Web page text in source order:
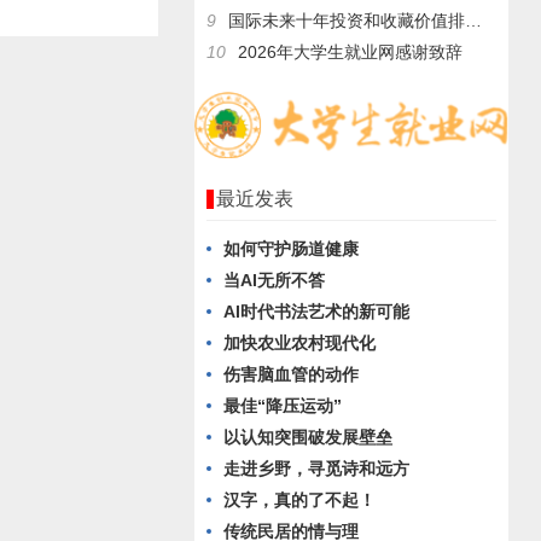
9
国际未来十年投资和收藏价值排行榜——释慧旺法师
10
2026年大学生就业网感谢致辞
最近发表
如何守护肠道健康
当AI无所不答
AI时代书法艺术的新可能
加快农业农村现代化
伤害脑血管的动作
最佳“降压运动”
以认知突围破发展壁垒
走进乡野，寻觅诗和远方
汉字，真的了不起！
传统民居的情与理